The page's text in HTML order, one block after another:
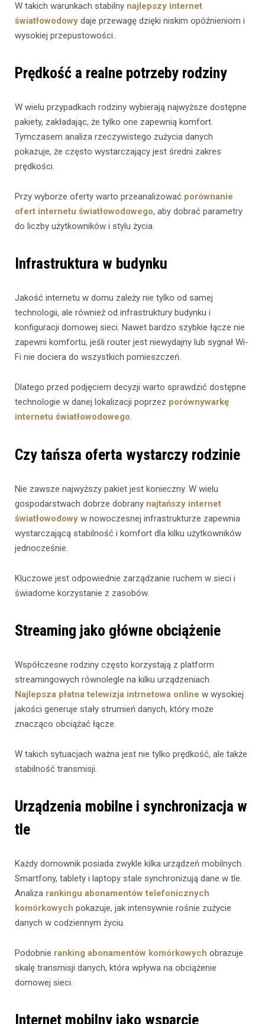
W takich warunkach stabilny najlepszy internet
światłowodowy daje przewagę dzięki niskim opóźnieniom i
wysokiej przepustowości.
Prędkość a realne potrzeby rodziny
W wielu przypadkach rodziny wybierają najwyższe dostępne
pakiety, zakładając, że tylko one zapewnią komfort.
Tymczasem analiza rzeczywistego zużycia danych
pokazuje, że często wystarczający jest średni zakres
prędkości.
Przy wyborze oferty warto przeanalizować porównanie
ofert internetu światłowodowego, aby dobrać parametry
do liczby użytkowników i stylu życia.
Infrastruktura w budynku
Jakość internetu w domu zależy nie tylko od samej
technologii, ale również od infrastruktury budynku i
konfiguracji domowej sieci. Nawet bardzo szybkie łącze nie
zapewni komfortu, jeśli router jest niewydajny lub sygnał Wi-
Fi nie dociera do wszystkich pomieszczeń.
Dlatego przed podjęciem decyzji warto sprawdzić dostępne
technologie w danej lokalizacji poprzez porównywarkę
internetu światłowodowego.
Czy tańsza oferta wystarczy rodzinie
Nie zawsze najwyższy pakiet jest konieczny. W wielu
gospodarstwach dobrze dobrany najtańszy internet
światłowodowy w nowoczesnej infrastrukturze zapewnia
wystarczającą stabilność i komfort dla kilku użytkowników
jednocześnie.
Kluczowe jest odpowiednie zarządzanie ruchem w sieci i
świadome korzystanie z zasobów.
Streaming jako główne obciążenie
Współczesne rodziny często korzystają z platform
streamingowych równolegle na kilku urządzeniach.
Najlepsza płatna telewizja intrnetowa online w wysokiej
jakości generuje stały strumień danych, który może
znacząco obciążać łącze.
W takich sytuacjach ważna jest nie tylko prędkość, ale także
stabilność transmisji.
Urządzenia mobilne i synchronizacja w
tle
Każdy domownik posiada zwykle kilka urządzeń mobilnych.
Smartfony, tablety i laptopy stale synchronizują dane w tle.
Analiza rankingu abonamentów telefonicznych
komórkowych pokazuje, jak intensywnie rośnie zużycie
danych w codziennym życiu.
Podobnie ranking abonamentów komórkowych obrazuje
skalę transmisji danych, która wpływa na obciążenie
domowej sieci.
Internet mobilny jako wsparcie